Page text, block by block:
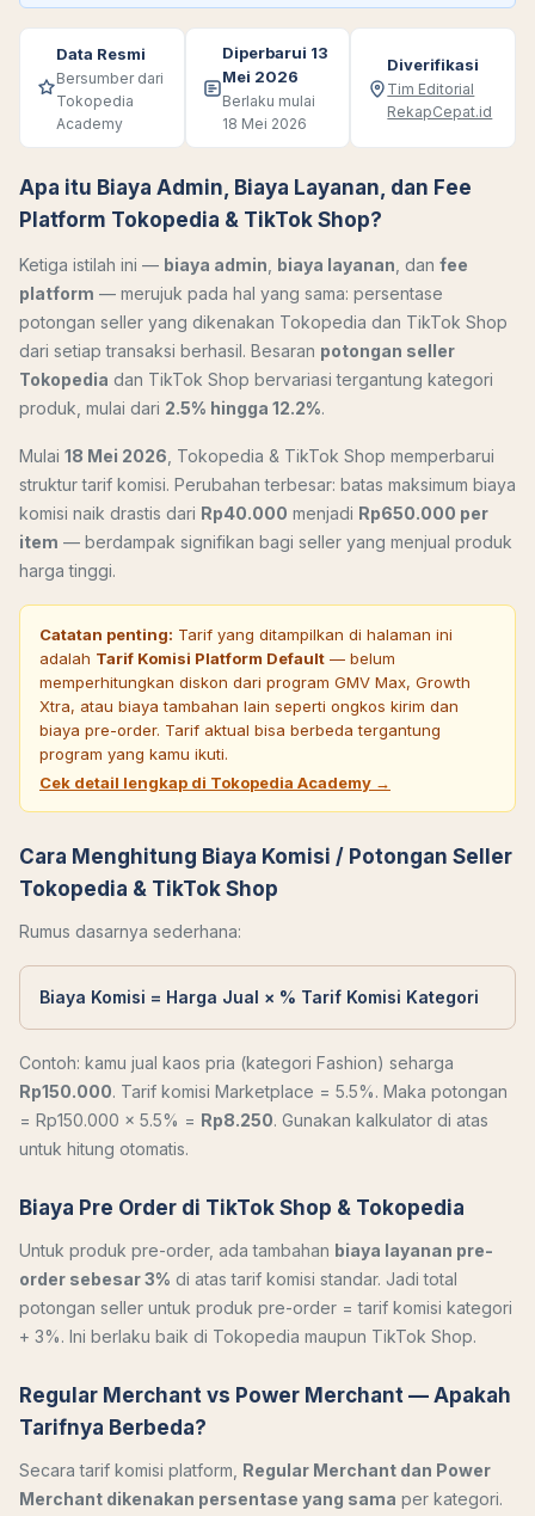
Data Resmi
Bersumber dari
Tokopedia
Academy
Diperbarui 13
Mei 2026
Berlaku mulai
18 Mei 2026
Diverifikasi
Tim Editorial
RekapCepat.id
Apa itu Biaya Admin, Biaya Layanan, dan Fee
Platform Tokopedia & TikTok Shop?
Ketiga istilah ini — biaya admin, biaya layanan, dan fee
platform — merujuk pada hal yang sama: persentase
potongan seller yang dikenakan Tokopedia dan TikTok Shop
dari setiap transaksi berhasil. Besaran potongan seller
Tokopedia dan TikTok Shop bervariasi tergantung kategori
produk, mulai dari 2.5% hingga 12.2%.
Mulai 18 Mei 2026, Tokopedia & TikTok Shop memperbarui
struktur tarif komisi. Perubahan terbesar: batas maksimum biaya
komisi naik drastis dari Rp40.000 menjadi Rp650.000 per
item — berdampak signifikan bagi seller yang menjual produk
harga tinggi.
Catatan penting: Tarif yang ditampilkan di halaman ini
adalah Tarif Komisi Platform Default — belum
memperhitungkan diskon dari program GMV Max, Growth
Xtra, atau biaya tambahan lain seperti ongkos kirim dan
biaya pre-order. Tarif aktual bisa berbeda tergantung
program yang kamu ikuti.
Cek detail lengkap di Tokopedia Academy →
Cara Menghitung Biaya Komisi / Potongan Seller
Tokopedia & TikTok Shop
Rumus dasarnya sederhana:
Biaya Komisi = Harga Jual × % Tarif Komisi Kategori
Contoh: kamu jual kaos pria (kategori Fashion) seharga
Rp150.000. Tarif komisi Marketplace = 5.5%. Maka potongan
= Rp150.000 × 5.5% = Rp8.250. Gunakan kalkulator di atas
untuk hitung otomatis.
Biaya Pre Order di TikTok Shop & Tokopedia
Untuk produk pre-order, ada tambahan biaya layanan pre-
order sebesar 3% di atas tarif komisi standar. Jadi total
potongan seller untuk produk pre-order = tarif komisi kategori
+ 3%. Ini berlaku baik di Tokopedia maupun TikTok Shop.
Regular Merchant vs Power Merchant — Apakah
Tarifnya Berbeda?
Secara tarif komisi platform, Regular Merchant dan Power
Merchant dikenakan persentase yang sama per kategori.